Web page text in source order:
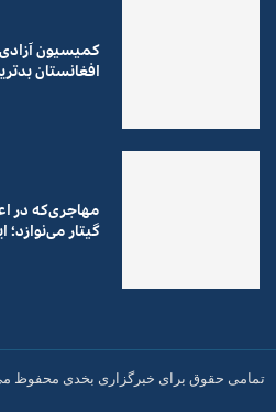
کمیسیون
افغانستان
مهاجری‌که در
گیتار می‌نوازد؛
تمامی حقوق برای خبرگزاری بخدی محفوظ